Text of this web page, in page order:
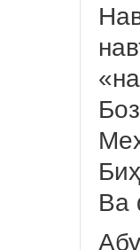
Ва